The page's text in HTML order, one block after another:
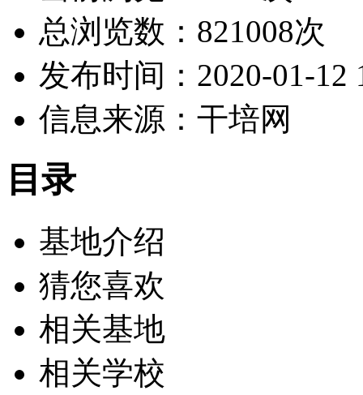
总浏览数：821008次
发布时间：2020-01-12
信息来源：干培网
目录
基地介绍
猜您喜欢
相关基地
相关学校